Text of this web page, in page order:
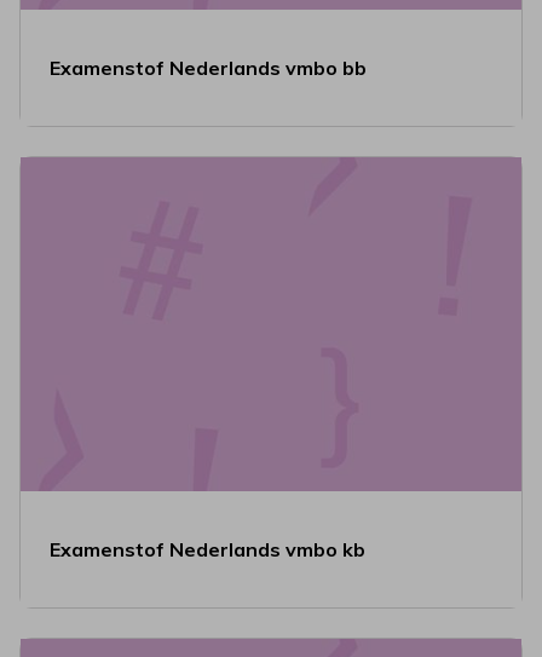
Examenstof Nederlands vmbo bb
Examenstof Nederlands vmbo kb